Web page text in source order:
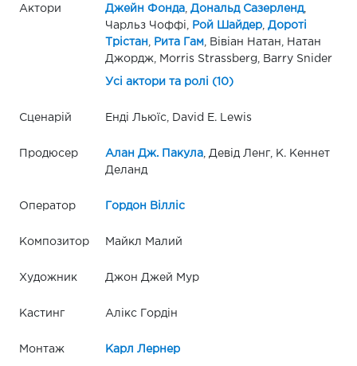
Актори Джейн Фонда, Дональд Сазерленд,
Чарльз Чоффі,
Рой Шайдер, Дороті
Трістан
Рита Гам, Вівіан Натан, Натан
Джордж, Morris Strassberg, Barry Snider
Усі актори та ролі (10)
Сценарій Енді Льюїс, David E. Lewis
Продюсер Алан Дж. Пакула, Девід Ленг, К. Кеннет
Деланд
Оператор Гордон Вілліс
Композитор Майкл Малий
Художник Джон Джей Мур
Кастинг Алікс Гордін
Монтаж Карл Лернер